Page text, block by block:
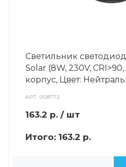
Светильник
Solar (8W, 230V,
корпус, Цвет:
АРТ.008772
163.2 р. / шт
Итого: 163.2 р.